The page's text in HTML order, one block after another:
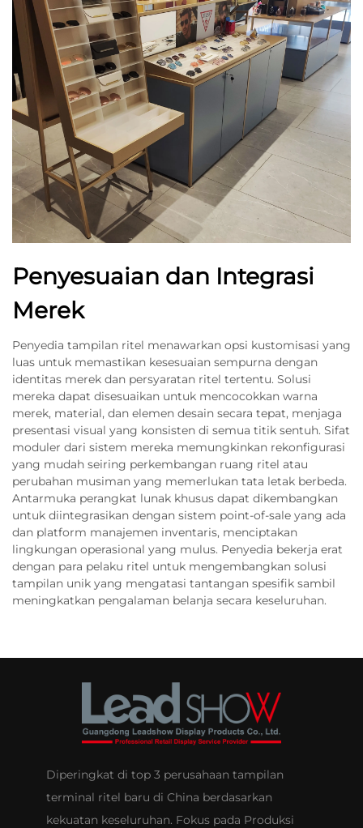
Penyesuaian dan Integrasi
Merek
Penyedia tampilan ritel menawarkan opsi kustomisasi yang
luas untuk memastikan kesesuaian sempurna dengan
identitas merek dan persyaratan ritel tertentu. Solusi
mereka dapat disesuaikan untuk mencocokkan warna
merek, material, dan elemen desain secara tepat, menjaga
presentasi visual yang konsisten di semua titik sentuh. Sifat
moduler dari sistem mereka memungkinkan rekonfigurasi
yang mudah seiring perkembangan ruang ritel atau
perubahan musiman yang memerlukan tata letak berbeda.
Antarmuka perangkat lunak khusus dapat dikembangkan
untuk diintegrasikan dengan sistem point-of-sale yang ada
dan platform manajemen inventaris, menciptakan
lingkungan operasional yang mulus. Penyedia bekerja erat
dengan para pelaku ritel untuk mengembangkan solusi
tampilan unik yang mengatasi tantangan spesifik sambil
meningkatkan pengalaman belanja secara keseluruhan.
Diperingkat di top 3 perusahaan tampilan
terminal ritel baru di China berdasarkan
kekuatan keseluruhan. Fokus pada Produksi